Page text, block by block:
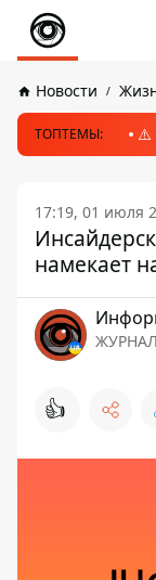
Новости
ТОПТЕМЫ: ⚠️
17:19, 01 июля
намекает
👍